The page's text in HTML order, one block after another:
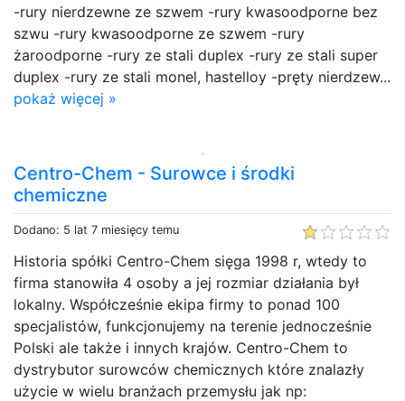
-rury nierdzewne ze szwem -rury kwasoodporne bez
szwu -rury kwasoodporne ze szwem -rury
żaroodporne -rury ze stali duplex -rury ze stali super
duplex -rury ze stali monel, hastelloy -pręty nierdzew...
pokaż więcej »
Centro-Chem - Surowce i środki
chemiczne
Dodano: 5 lat 7 miesięcy temu
Historia spółki Centro-Chem sięga 1998 r, wtedy to
firma stanowiła 4 osoby a jej rozmiar działania był
lokalny. Współcześnie ekipa firmy to ponad 100
specjalistów, funkcjonujemy na terenie jednocześnie
Polski ale także i innych krajów. Centro-Chem to
dystrybutor surowców chemicznych które znalazły
użycie w wielu branżach przemysłu jak np: